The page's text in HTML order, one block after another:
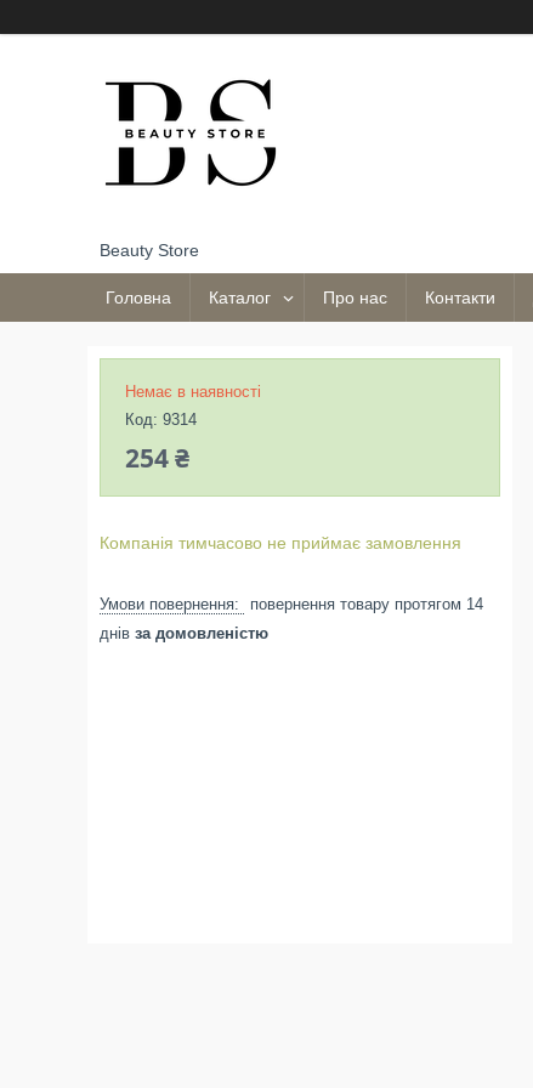
Beauty Store
Головна Каталог Про нас Контакти
Немає в наявності
Код: 9314
254 ₴
Компанія тимчасово не приймає замовлення
повернення товару протягом 14
днів за домовленістю